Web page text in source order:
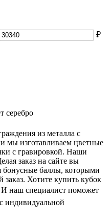
₽
серебро
из металла с
мы изготавливаем цветные
с гравировкой. Наши
заказ на сайте вы
бонусные баллы, которыми
Хотите купить кубок
И наш специалист поможет
индивидуальной